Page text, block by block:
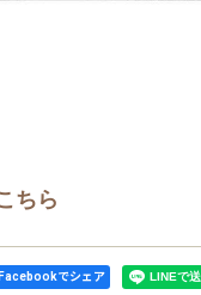
ちら
Facebookでシェア